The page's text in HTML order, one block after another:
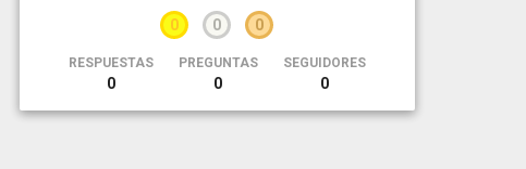
0 0 0
RESPUESTAS
0
PREGUNTAS
0
SEGUIDORES
0